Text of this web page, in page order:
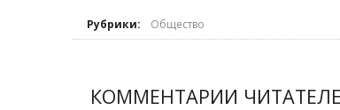
Рубрики:
Общество
КОММЕНТАРИИ